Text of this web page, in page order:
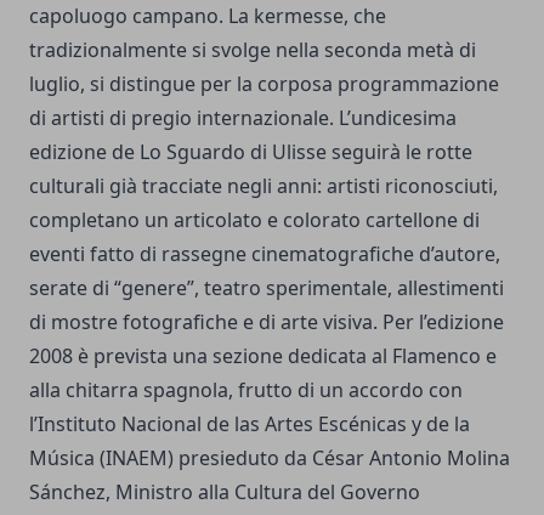
capoluogo campano. La kermesse, che
tradizionalmente si svolge nella seconda metà di
luglio, si distingue per la corposa programmazione
di artisti di pregio internazionale. L’undicesima
edizione de Lo Sguardo di Ulisse seguirà le rotte
culturali già tracciate negli anni: artisti riconosciuti,
completano un articolato e colorato cartellone di
eventi fatto di rassegne cinematografiche d’autore,
serate di “genere”, teatro sperimentale, allestimenti
di mostre fotografiche e di arte visiva. Per l’edizione
2008 è prevista una sezione dedicata al Flamenco e
alla chitarra spagnola, frutto di un accordo con
l’Instituto Nacional de las Artes Escénicas y de la
Música (INAEM) presieduto da César Antonio Molina
Sánchez, Ministro alla Cultura del Governo